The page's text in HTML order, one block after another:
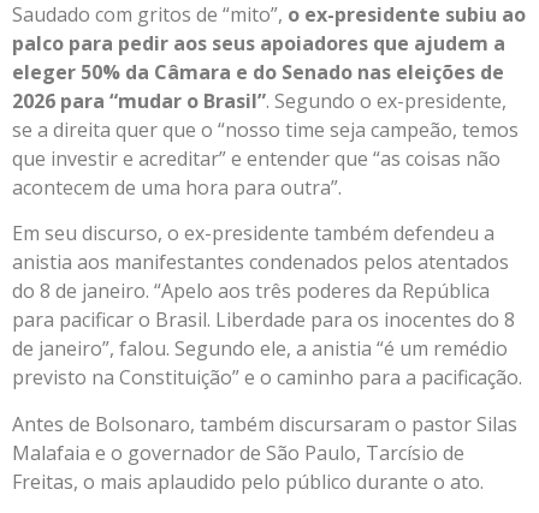
Saudado com gritos de “mito”, o ex-presidente subiu ao
palco para pedir aos seus apoiadores que ajudem a
eleger 50% da Câmara e do Senado nas eleições de
2026 para “mudar o Brasil”. Segundo o ex-presidente,
se a direita quer que o “nosso time seja campeão, temos
que investir e acreditar” e entender que “as coisas não
acontecem de uma hora para outra”.
Em seu discurso, o ex-presidente também defendeu a
anistia aos manifestantes condenados pelos atentados
do 8 de janeiro. “Apelo aos três poderes da República
para pacificar o Brasil. Liberdade para os inocentes do 8
de janeiro”, falou. Segundo ele, a anistia “é um remédio
previsto na Constituição” e o caminho para a pacificação.
Antes de Bolsonaro, também discursaram o pastor Silas
Malafaia e o governador de São Paulo, Tarcísio de
Freitas, o mais aplaudido pelo público durante o ato.